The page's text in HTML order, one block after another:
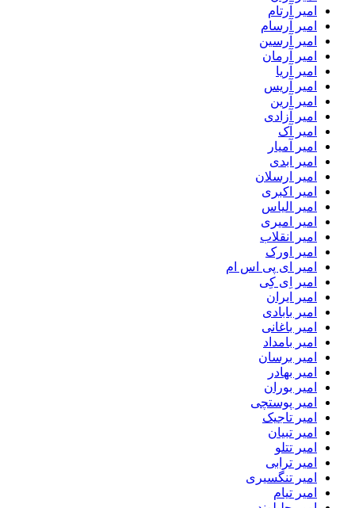
امیر آرتام
امیر آرسام
امیر آرسین
امیر آرمان
امیر آریا
امیر آریس
امیر آرین
امیر آزادی
امیر آک
امیر آمیار
امیر ابدی
امیر ارسلان
امیر اکبری
امیر الیاس
امیر امیری
امیر انقلاب
امیر اورک
امیر ای پی اس ام
امیر اِی کِی
امیر ایران
امیر بابادی
امیر باغانی
امیر بامداد
امیر برسان
امیر بهادر
امیر بوران
امیر پوستچی
امیر تاجیک
امیر تبیان
امیر تتلو
امیر ترابی
امیر تنگسیری
امیر تیام